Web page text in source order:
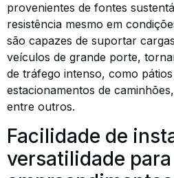
provenientes de fontes
resistência mesmo em
são capazes de suportar
veículos de grande porte,
de tráfego intenso, como
estacionamentos de
entre outros.
Facilidade de
versatilidade